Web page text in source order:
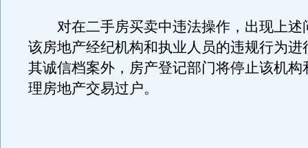
对在二手房买卖中违法操作，出现上述
该房地产经纪机构和执业人员的违规行为进
其诚信档案外，房产登记部门将停止该机构
理房地产交易过户。